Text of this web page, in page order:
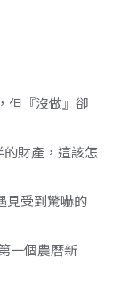
但『沒做』卻
財產，這該怎
見受到驚嚇的
一個農曆新